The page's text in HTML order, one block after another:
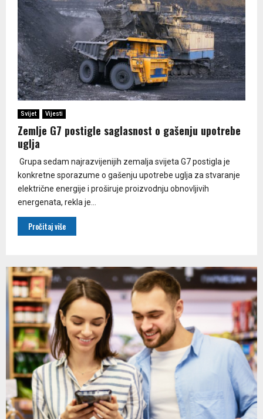
Svijet Vijesti
Zemlje G7 postigle saglasnost o gašenju upotrebe
uglja
Grupa sedam najrazvijenijih zemalja svijeta G7 postigla je
konkretne sporazume o gašenju upotrebe uglja za stvaranje
električne energije i proširuje proizvodnju obnovljivih
energenata, rekla je...
Pročitaj više